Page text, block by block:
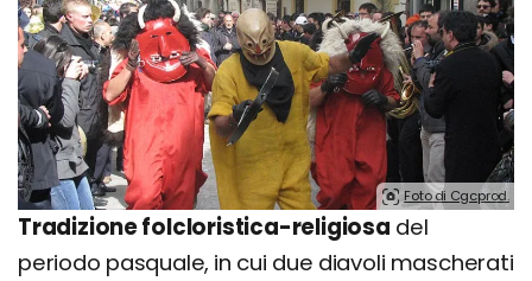
Foto di Cgcprod.
Tradizione folcloristica-religiosa del
periodo pasquale, in cui due diavoli mascherati